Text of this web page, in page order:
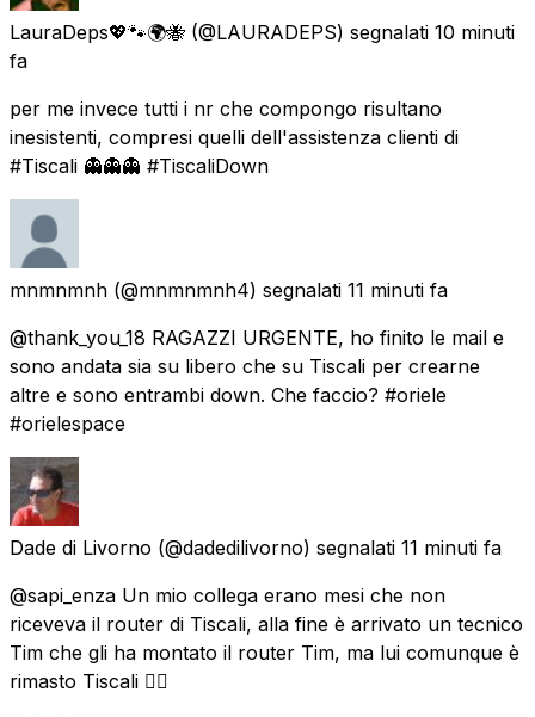
LauraDeps💖🐾🌍🐝 (@LAURADEPS) segnalati 10 minuti
fa
per me invece tutti i nr che compongo risultano
inesistenti, compresi quelli dell'assistenza clienti di
#Tiscali 👻👻👻 #TiscaliDown
mnmnmnh (@mnmnmnh4) segnalati 11 minuti fa
@thank_you_18 RAGAZZI URGENTE, ho finito le mail e
sono andata sia su libero che su Tiscali per crearne
altre e sono entrambi down. Che faccio? #oriele
#orielespace
Dade di Livorno (@dadedilivorno) segnalati 11 minuti fa
@sapi_enza Un mio collega erano mesi che non
riceveva il router di Tiscali, alla fine è arrivato un tecnico
Tim che gli ha montato il router Tim, ma lui comunque è
rimasto Tiscali 😵‍💫